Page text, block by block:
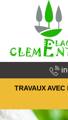
TRAVAUX